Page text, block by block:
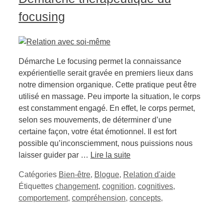
focusing
Démarche Le focusing permet la connaissance
expérientielle serait gravée en premiers lieux dans
notre dimension organique. Cette pratique peut être
utilisé en massage. Peu importe la situation, le corps
est constamment engagé. En effet, le corps permet,
selon ses mouvements, de déterminer d’une
certaine façon, votre état émotionnel. Il est fort
possible qu’inconsciemment, nous puissions nous
laisser guider par … Lire la suite
Catégories Bien-être, Blogue, Relation d'aide
Étiquettes changement, cognition, cognitives,
comportement, compréhension, concepts,